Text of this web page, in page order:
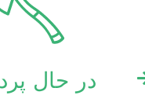
در حال